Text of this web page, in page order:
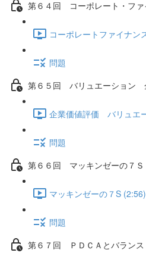
第６４回 コーポレート・ファ
コーポレートファイナン
問題
第６５回 バリュエーション
企業価値評価 バリュエ
問題
第６６回 マッキンゼーの７Ｓ
マッキンゼーの７S (2:56)
問題
第６７回 ＰＤＣＡとバランス